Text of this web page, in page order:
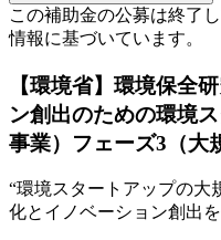
この補助金の公募は終了し
情報に基づいています。
【環境省】環境保全
ン創出のための環境
事業）フェーズ3（大
“環境スタートアップの大
化とイノベーション創出を